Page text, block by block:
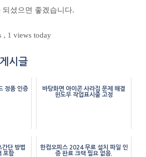
되셨으면 좋겠습니다.
, 1 views today
시글
정품 인증
바탕화면 아이콘 사라짐 문제 해결
윈도우 작업표시줄 고정
간단 방법
포함
한컴오피스 2024 무료 설치 파일 인
증 완료 크랙 필요 없음.